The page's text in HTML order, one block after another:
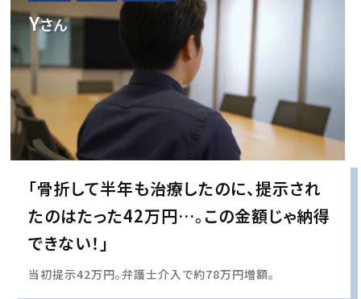
Yさん
「骨折して半年も治療したのに、提示され
たのはたった42万円…。この金額じゃ納得
できない！」
当初提示42万円。弁護士介入で約78万円増額。